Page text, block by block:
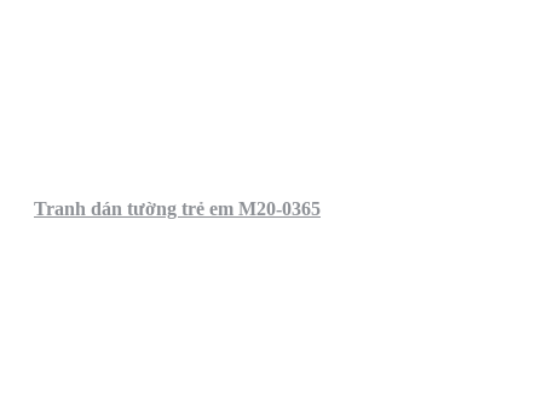
Tranh dán tường trẻ em M20-0365